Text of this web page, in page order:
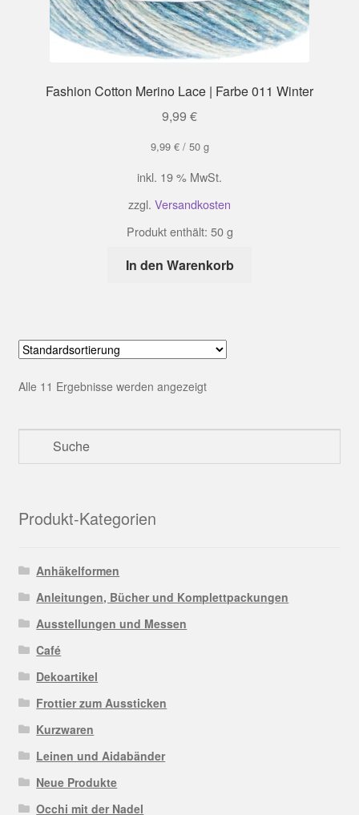
Fashion Cotton Merino Lace | Farbe 011 Winter
9,99 €
9,99 €/ 50 g
inkl. 19 % MwSt.
zzgl. Versandkosten
Produkt enthält: 50g
In den Warenkorb
Alle 11 Ergebnisse werden angezeigt
Produkt-Kategorien
Anhäkelformen
Anleitungen, Bücher und Komplettpackungen
Ausstellungen und Messen
Café
Dekoartikel
Frottier zum Aussticken
Kurzwaren
Leinen und Aidabänder
Neue Produkte
Occhi mit der Nadel